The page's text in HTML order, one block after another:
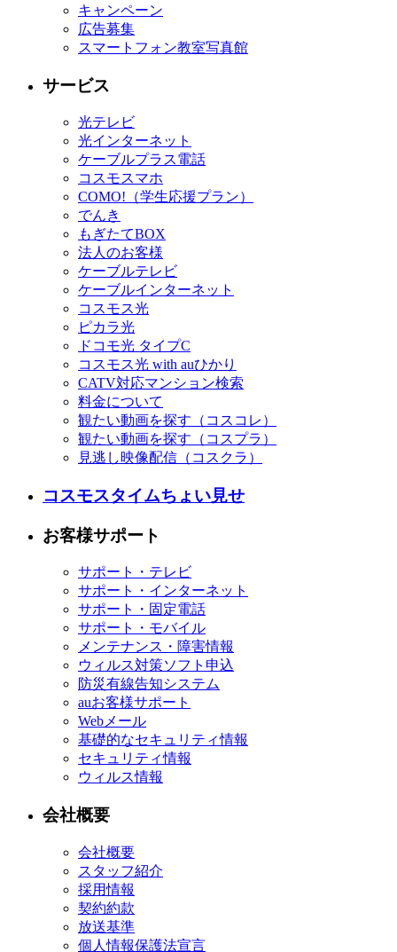
キャンペーン
広告募集
スマートフォン教室写真館
サービス
光テレビ
光インターネット
ケーブルプラス電話
コスモスマホ
COMO!（学生応援プラン）
でんき
もぎたてBOX
法人のお客様
ケーブルテレビ
ケーブルインターネット
コスモス光
ピカラ光
ドコモ光 タイプC
コスモス光 with auひかり
CATV対応マンション検索
料金について
観たい動画を探す（コスコレ）
観たい動画を探す（コスプラ）
見逃し映像配信（コスクラ）
コスモスタイムちょい見せ
お客様サポート
サポート・テレビ
サポート・インターネット
サポート・固定電話
サポート・モバイル
メンテナンス・障害情報
ウィルス対策ソフト申込
防災有線告知システム
auお客様サポート
Webメール
基礎的なセキュリティ情報
セキュリティ情報
ウィルス情報
会社概要
会社概要
スタッフ紹介
採用情報
契約約款
放送基準
個人情報保護法宣言